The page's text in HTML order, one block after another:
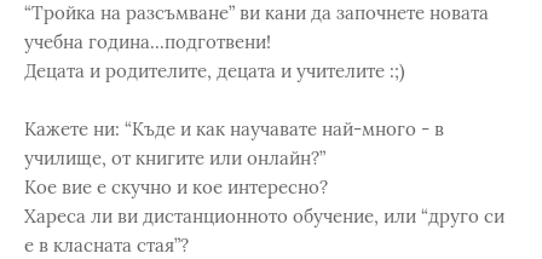
“Тройка на разсъмване” ви кани да започнете новата
учебна година...подготвени!
Децата и родителите, децата и учителите :;)
Кажете ни: “Къде и как научавате най-много - в
училище, от книгите или онлайн?”
Кое вие е скучно и кое интересно?
Хареса ли ви дистанционното обучение, или “друго си
е в класната стая”?